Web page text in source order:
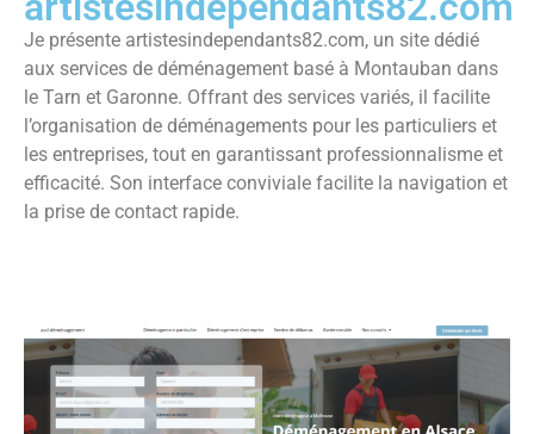
Je présente artistesindependants82.com, un site dédié
aux services de déménagement basé à Montauban dans
le Tarn et Garonne. Offrant des services variés, il facilite
l’organisation de déménagements pour les particuliers et
les entreprises, tout en garantissant professionnalisme et
efficacité. Son interface conviviale facilite la navigation et
la prise de contact rapide.